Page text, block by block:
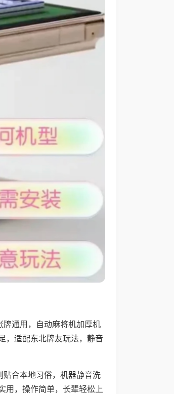
牌通用，自动麻将机加厚机
，适配东北牌友玩法，静音
合本地习俗，机器静音洗
用，操作简单，长辈轻松上